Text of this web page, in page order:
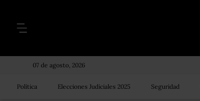
07 de agosto, 2026
Política Elecciones Judiciales 2025 Seguridad